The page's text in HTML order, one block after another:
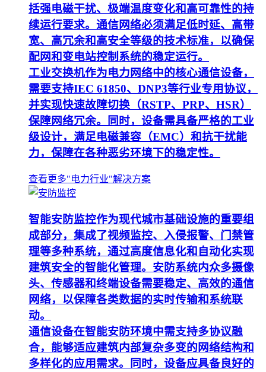
括强电磁干扰、极端温度变化和高可靠性的持
续运行要求。通信网络必须满足低时延、高带
宽、高冗余和高安全等级的技术标准，以确保
配网和变电站控制系统的稳定运行。
工业交换机作为电力网络中的核心通信设备，
需要支持IEC 61850、DNP3等行业专用协议，
并实现快速故障切换（RSTP、PRP、HSR）
保障网络冗余。同时，设备需具备严格的工业
级设计，满足电磁兼容（EMC）和抗干扰能
力，保障在各种恶劣环境下的稳定性。
查看更多"电力行业"解决方案
智能安防监控作为现代城市基础设施的重要组
成部分，集成了视频监控、入侵报警、门禁管
理等多种系统，通过高度信息化和自动化实现
建筑安全的智能化管理。安防系统内众多摄像
头、传感器和终端设备需要稳定、高效的通信
网络，以保障各类数据的实时传输和系统联
动。
通信设备在智能安防环境中需支持多协议融
合，能够适应建筑内部复杂多变的网络结构和
多样化的应用需求。同时，设备应具备良好的